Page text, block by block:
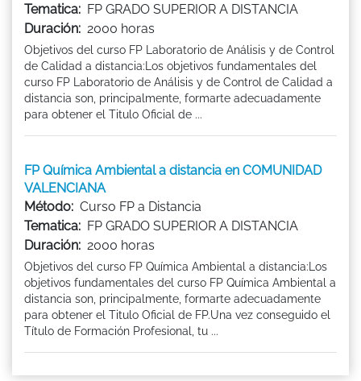
Tematica: FP GRADO SUPERIOR A DISTANCIA
Duración: 2000 horas
Objetivos del curso FP Laboratorio de Análisis y de Control
de Calidad a distancia:Los objetivos fundamentales del
curso FP Laboratorio de Análisis y de Control de Calidad a
distancia son, principalmente, formarte adecuadamente
para obtener el Titulo Oficial de ...
FP Química Ambiental a distancia en COMUNIDAD
VALENCIANA
Método: Curso FP a Distancia
Tematica: FP GRADO SUPERIOR A DISTANCIA
Duración: 2000 horas
Objetivos del curso FP Química Ambiental a distancia:Los
objetivos fundamentales del curso FP Química Ambiental a
distancia son, principalmente, formarte adecuadamente
para obtener el Titulo Oficial de FP.Una vez conseguido el
Título de Formación Profesional, tu ...